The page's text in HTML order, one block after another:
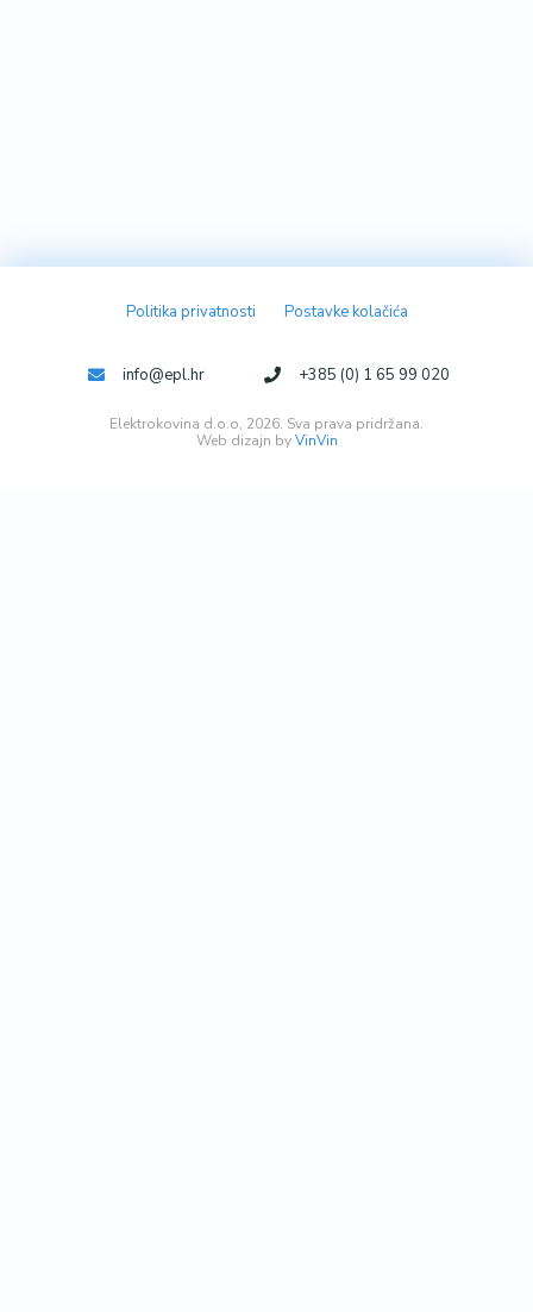
Politika privatnosti Postavke kolačića
Web dizajn byVinVin
Elektrokovina d.o.o, 2026. Sva prava pridržana.
info@epl.hr +385 (0) 1 65 99 020